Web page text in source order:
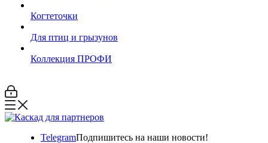
Когтеточки
Для птиц и грызунов
Коллекция ПРОФИ
TelegramПодпишитесь на наши новости!